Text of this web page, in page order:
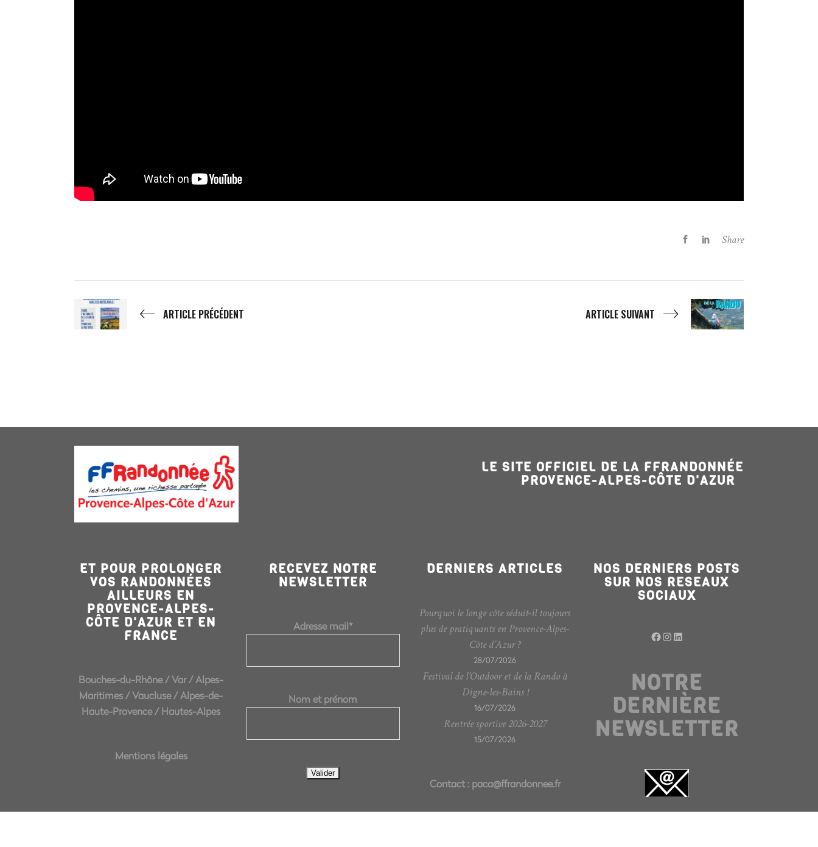
Share
ARTICLE PRÉCÉDENT ARTICLE SUIVANT
LE SITE OFFICIEL DE LA FFRANDONNÉE
PROVENCE-ALPES-CÔTE D'AZUR
ET POUR PROLONGER
VOS RANDONNÉES
AILLEURS EN
PROVENCE-ALPES-
CÔTE D'AZUR ET EN
FRANCE
Bouches-du-Rhône/Var/Alpes-
Maritimes/Vaucluse/Alpes-de-
Haute-Provence/Hautes-Alpes
Mentions légales
RECEVEZ NOTRE
NEWSLETTER
Adresse mail*
Nom et prénom
DERNIERS ARTICLES
Pourquoi le longe côte séduit-il toujours
plus de pratiquants en Provence-Alpes-
Côte d’Azur ?
28/07/2026
Festival de l’Outdoor et de la Rando à
Digne-les-Bains !
16/07/2026
Rentrée sportive 2026-2027
15/07/2026
Contact : paca@ffrandonnee.fr
NOS DERNIERS POSTS
SUR NOS RESEAUX
SOCIAUX
Facebook
Instagram
LinkedIn
NOTRE
DERNIÈRE
NEWSLETTER